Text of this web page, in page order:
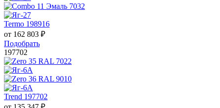
Termo 198916
от 162 803 ₽
Подобрать
197702
Trend 197702